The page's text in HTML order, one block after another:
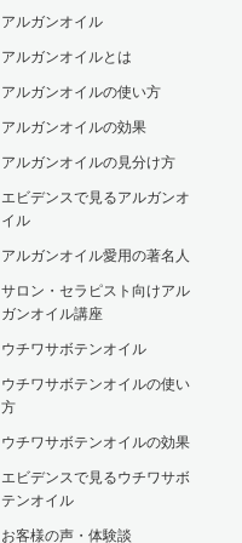
アルガンオイル
アルガンオイルとは
アルガンオイルの使い方
アルガンオイルの効果
アルガンオイルの見分け方
エビデンスで見るアルガンオ
イル
アルガンオイル愛用の著名人
サロン・セラピスト向けアル
ガンオイル講座
ウチワサボテンオイル
ウチワサボテンオイルの使い
方
ウチワサボテンオイルの効果
エビデンスで見るウチワサボ
テンオイル
お客様の声・体験談